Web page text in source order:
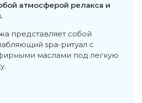
атмосферой релакса и
представляет собой
spa-ритуал с
маслами под легкую